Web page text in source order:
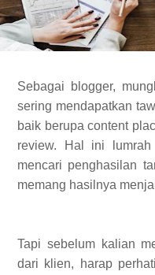
Sebagai blogger,
sering mendapatkan
baik berupa content
review. Hal ini
mencari penghasilan
memang hasilnya
Tapi sebelum kalian
dari klien, harap